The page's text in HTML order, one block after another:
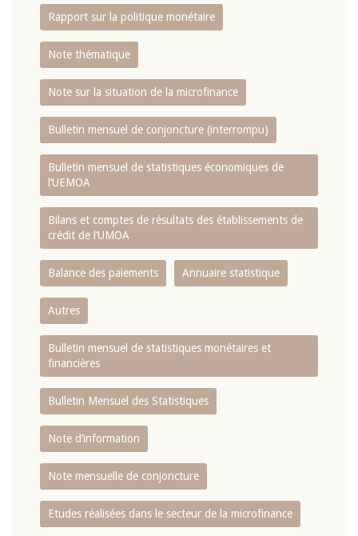
Rapport sur la politique monétaire
Note thématique
Note sur la situation de la microfinance
Bulletin mensuel de conjoncture (interrompu)
Bulletin mensuel de statistiques économiques de
l‘UEMOA
Bilans et comptes de résultats des établissements de
crédit de l‘UMOA
Balance des paiements Annuaire statistique
Autres
Bulletin mensuel de statistiques monétaires et
financières
Bulletin Mensuel des Statistiques
Note d’information
Note mensuelle de conjoncture
Etudes réalisées dans le secteur de la microfinance